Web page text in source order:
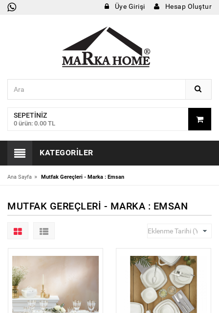
Üye Girişi Hesap Oluştur
SEPETINIZ
0 ürün: 0.00 TL
KATEGORILER
Ana Sayfa » Mutfak Gereçleri - Marka : Emsan
MUTFAK GEREÇLERI - MARKA : EMSAN